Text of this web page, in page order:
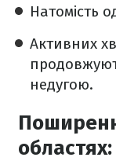
Натомість
Активних
недугою.
областях: